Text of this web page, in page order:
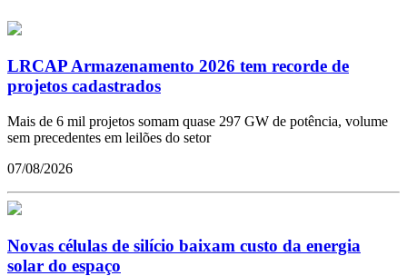
LRCAP Armazenamento 2026 tem recorde de
projetos cadastrados
Mais de 6 mil projetos somam quase 297 GW de potência, volume
sem precedentes em leilões do setor
07/08/2026
Novas células de silício baixam custo da energia
solar do espaço